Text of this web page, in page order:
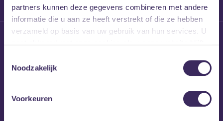
partners kunnen deze gegevens combineren met andere
informatie die u aan ze heeft verstrekt of die ze hebben
verzameld op basis van uw gebruik van hun services. U
Noodzakelijk
Voorkeuren
26 maart 2026